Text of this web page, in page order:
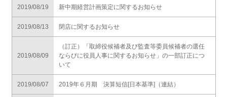
2019/08/19 新中期経営計画策定に関するお知らせ
2019/08/13 閉店に関するお知らせ
2019/08/09
（訂正）「取締役候補者及び監査等委員候補者の選任
ならびに役員人事に関するお知らせ」の一部訂正につ
いて
2019/08/07 2019年６月期 決算短信[日本基準]（連結）